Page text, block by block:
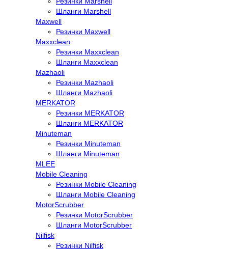
Шланги Marshell
Maxwell
Резинки Maxwell
Maxxclean
Резинки Maxxclean
Шланги Maxxclean
Mazhaoli
Резинки Mazhaoli
Шланги Mazhaoli
MERKATOR
Резинки MERKATOR
Шланги MERKATOR
Minuteman
Резинки Minuteman
Шланги Minuteman
MLEE
Mobile Cleaning
Резинки Mobile Cleaning
Шланги Mobile Cleaning
MotorScrubber
Резинки MotorScrubber
Шланги MotorScrubber
Nilfisk
Резинки Nilfisk